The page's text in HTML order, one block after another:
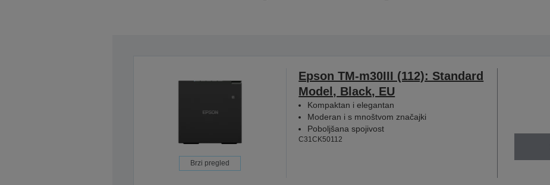
Brzi pregled
Epson TM-m30III (112): Standard
Model, Black, EU
Kompaktan i elegantan
Moderan i s mnoštvom značajki
Poboljšana spojivost
C31CK50112